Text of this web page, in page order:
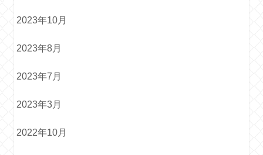
2023年10月
2023年8月
2023年7月
2023年3月
2022年10月